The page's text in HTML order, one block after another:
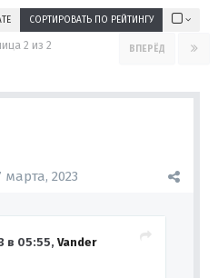
СОРТИРОВАТЬ ПО РЕЙТИНГУ
ВПЕРЁД
2 из 2
марта, 2023
в 05:55, Vander